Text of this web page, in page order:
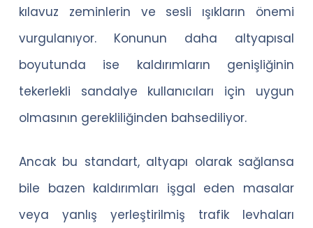
kılavuz zeminlerin ve sesli ışıkların önemi
vurgulanıyor. Konunun daha altyapısal
boyutunda ise kaldırımların genişliğinin
tekerlekli sandalye kullanıcıları için uygun
olmasının gerekliliğinden bahsediliyor.
Ancak bu standart, altyapı olarak sağlansa
bile bazen kaldırımları işgal eden masalar
veya yanlış yerleştirilmiş trafik levhaları